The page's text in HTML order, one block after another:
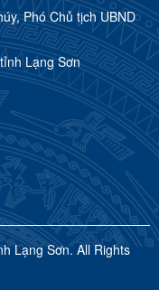
Phó Chủ tịch UBND
Lạng Sơn
Lạng Sơn. All Rights